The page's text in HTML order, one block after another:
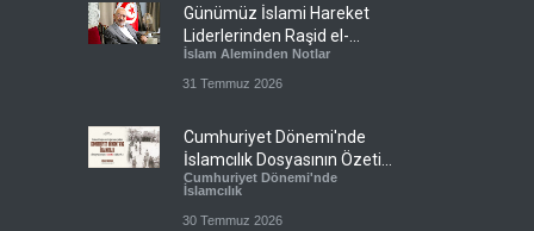
Günümüz İslami Hareket
Liderlerinden Raşid el-
Gannuşi’ye Seküler Faşizmin
Zindanlarında Ağır Tecrit
İslam Aleminden Notlar
31 Temmuz 2026
Cumhuriyet Dönemi'nde
İslamcılık Dosyasının Özeti
Sizlerle!
Cumhuriyet Dönemi'nde
İslamcılık
30 Temmuz 2026